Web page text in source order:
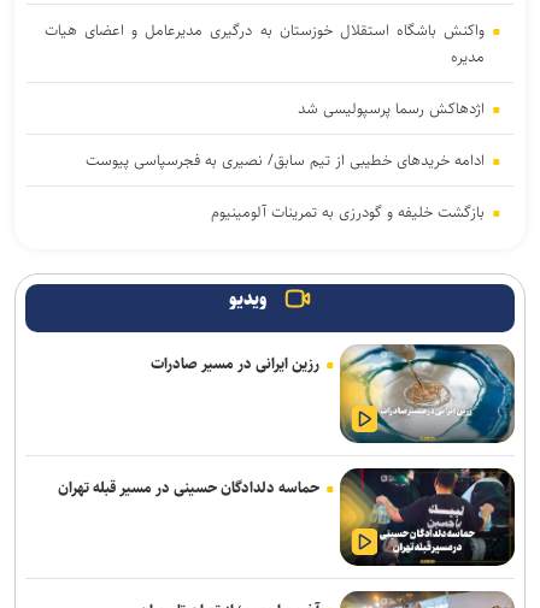
واکنش باشگاه استقلال خوزستان به درگیری مدیرعامل و اعضای هیات
مدیره
اژدهاکش رسما پرسپولیسی شد
ادامه خریدهای خطیبی از تیم سابق/ نصیری به فجرسپاسی پیوست
بازگشت خلیفه و گودرزی به تمرینات آلومینیوم
بازی‌های سرخابی‌ها به شهرقدس رفت/ استقلال خوزستان به تهران
تمدید قرارداد مربی ترک استقلال
آغاز اردوی تیم ملی بوکس برای ناگویا با حضور ۱۰ ملی‌پوش
محمدی: مقابل استقلال لیگ را پرقدرت آغاز می‌کنیم/ امیدوارم با مس
شهربابک کمترین گل خورده لیگ را داشته باشیم
مالک ایستا: تا آخر پیگیر پرونده اردلان هستیم/ قمی: هفت سال است که
بازیکن‌سازی نداشته‌ایم
ویدیو
رزین ایرانی در مسیر صادرات
حماسه دلدادگان حسینی در مسیر قبله تهران